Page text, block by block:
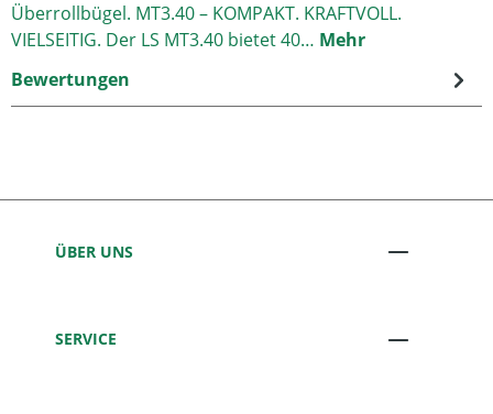
Überrollbügel. MT3.40 – KOMPAKT. KRAFTVOLL.
VIELSEITIG. Der LS MT3.40 bietet 40… Mehr
Bewertungen
ÜBER UNS
SERVICE